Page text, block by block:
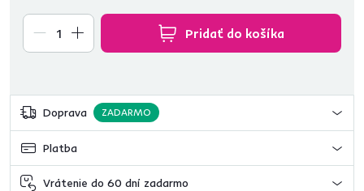
Pridať do košíka
Doprava ZADARMO
Platba
Vrátenie do 60 dní zadarmo